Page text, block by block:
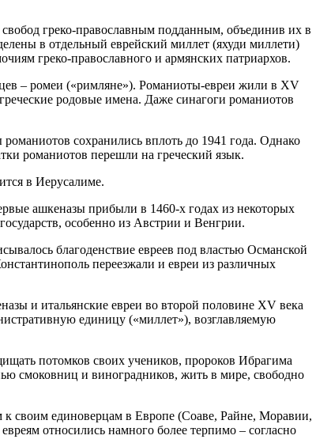
греко-православным подданным, объединив их в
в отдельный еврейский миллет (яхуди миллети)
греко-православного и армянских патриархов.
– ромеи («римляне»). Романиоты-евреи жили в XV
родовые имена. Даже синагоги романиотов
сохранились вплоть до 1941 года. Однако
романиотов перешли на греческий язык.
в Иерусалиме.
ашкеназы прибыли в 1460-х годах из некоторых
особенно из Австрии и Венгрии.
благоденствие евреев под властью Османской
переезжали и евреи из различных
и итальянские евреи во второй половине XV века
единицу («миллет»), возглавляемую
потомков своих учеников, пророков Ибрагима
смоковниц и виноградников, жить в мире, свободно
к своим единоверцам в Европе (Соаве, Райне, Моравии,
относились намного более терпимо – согласно